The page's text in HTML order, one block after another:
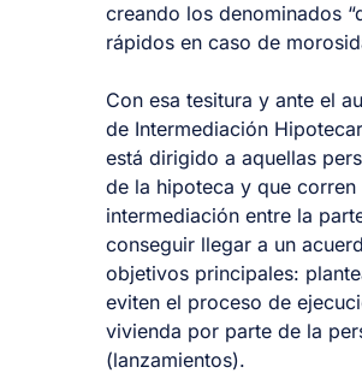
creando los denominados
rápidos en caso de
Con esa tesitura y ante el
de Intermediación
está dirigido a aquellas
de la hipoteca y que
intermediación entre la
conseguir llegar a un
objetivos principales:
eviten el proceso de
vivienda por parte de la
(lanzamientos).